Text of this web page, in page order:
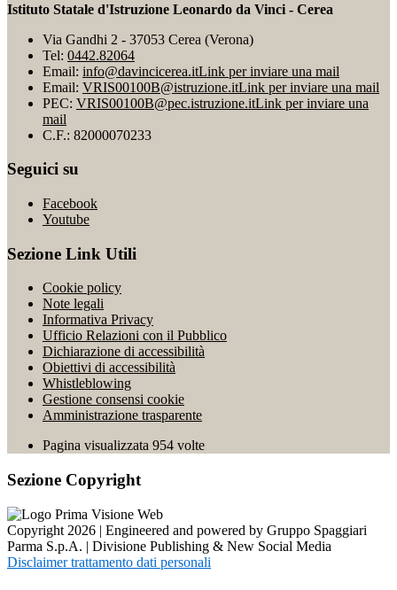
Istituto Statale d'Istruzione Leonardo da Vinci - Cerea
Via Gandhi 2 - 37053 Cerea (Verona)
Tel: 0442.82064
Email: info@davincicerea.itLink per inviare una mail
Email: VRIS00100B@istruzione.itLink per inviare una mail
PEC: VRIS00100B@pec.istruzione.itLink per inviare una
mail
C.F.: 82000070233
Seguici su
Facebook
Youtube
Sezione Link Utili
Cookie policy
Note legali
Informativa Privacy
Ufficio Relazioni con il Pubblico
Dichiarazione di accessibilità
Obiettivi di accessibilità
Whistleblowing
Gestione consensi cookie
Amministrazione trasparente
Pagina visualizzata 954 volte
Sezione Copyright
Copyright 2026 | Engineered and powered by Gruppo Spaggiari
Parma S.p.A. | Divisione Publishing & New Social Media
Disclaimer trattamento dati personali